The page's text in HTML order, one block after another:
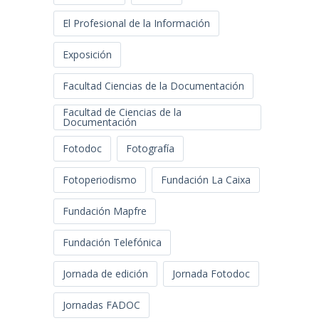
El Profesional de la Información
Exposición
Facultad Ciencias de la Documentación
Facultad de Ciencias de la
Documentación
Fotodoc
Fotografía
Fotoperiodismo Fundación La Caixa
Fundación Mapfre
Fundación Telefónica
Jornada de edición Jornada Fotodoc
Jornadas FADOC